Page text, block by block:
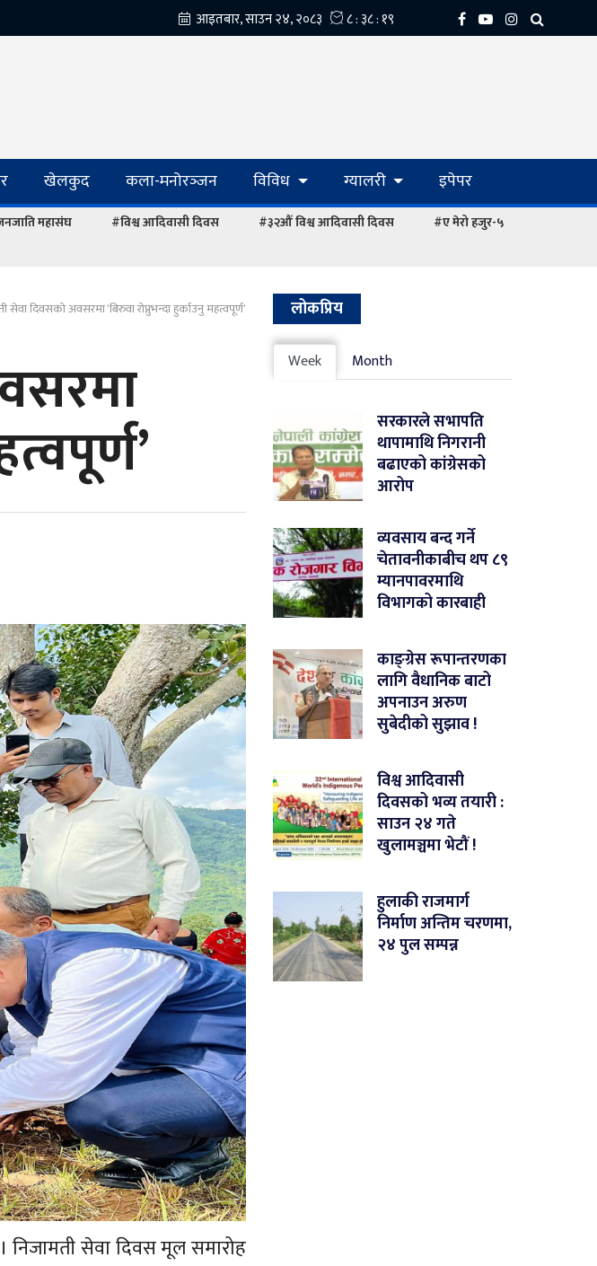
खेलकुद कला-मनोरञ्‍जन विविध ग्यालरी इपेपर
महासंघ #विश्व आदिवासी दिवस #३२औं विश्व आदिवासी दिवस
#ए मेरो हजुर-५
सेवा दिवसको अवसरमा ‘बिरुवा रोप्नुभन्दा हुर्काउनु महत्वपूर्ण’
निजामती सेवा दिवस मूल समारोह
लोकप्रिय
Week Month
सरकारले सभापति
थापामाथि निगरानी
बढाएको कांग्रेसको
आरोप
व्यवसाय बन्द गर्ने
चेतावनीकाबीच थप ८९
म्यानपावरमाथि
विभागको कारबाही
काङ्ग्रेस रूपान्तरणका
लागि वैधानिक बाटो
अपनाउन अरुण
सुबेदीको सुझाव !
विश्व आदिवासी
दिवसको भव्य तयारी :
साउन २४ गते
खुलामञ्चमा भेटौं !
हुलाकी राजमार्ग
निर्माण अन्तिम चरणमा,
२४ पुल सम्पन्न